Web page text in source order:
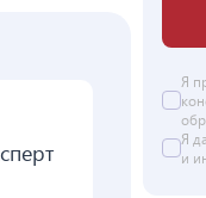
Я
Я
и